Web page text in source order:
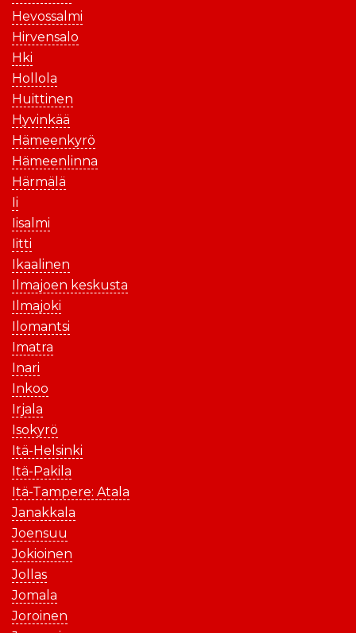
Hevossalmi
Hirvensalo
Hki
Hollola
Huittinen
Hyvinkää
Hämeenkyrö
Hämeenlinna
Härmälä
Ii
Iisalmi
Iitti
Ikaalinen
Ilmajoen keskusta
Ilmajoki
Ilomantsi
Imatra
Inari
Inkoo
Irjala
Isokyrö
Itä-Helsinki
Itä-Pakila
Itä-Tampere: Atala
Janakkala
Joensuu
Jokioinen
Jollas
Jomala
Joroinen